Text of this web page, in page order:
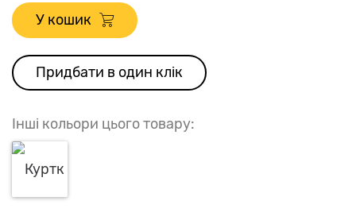
У кошик
Придбати в один клік
Інші кольори цього товару: